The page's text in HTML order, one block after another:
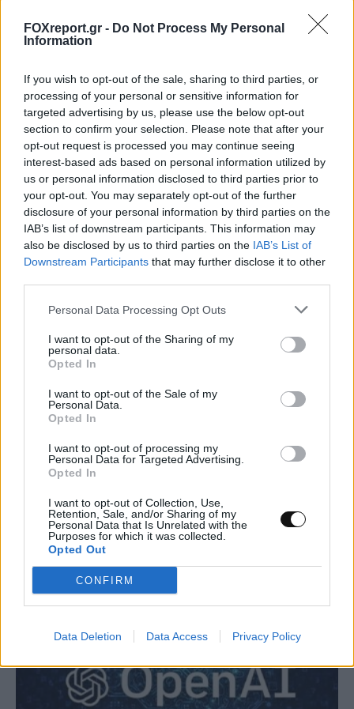
FOXreport.gr - Do Not Process My Personal
Information
If you wish to opt-out of the sale, sharing to third parties, or
processing of your personal or sensitive information for
targeted advertising by us, please use the below opt-out
section to confirm your selection. Please note that after your
opt-out request is processed you may continue seeing
interest-based ads based on personal information utilized by
us or personal information disclosed to third parties prior to
your opt-out. You may separately opt-out of the further
disclosure of your personal information by third parties on the
IAB’s list of downstream participants. This information may
also be disclosed by us to third parties on the IAB’s List of
Downstream Participants that may further disclose it to other
Personal Data Processing Opt Outs
I want to opt-out of the Sharing of my
personal data.
Opted In
I want to opt-out of the Sale of my
Personal Data.
Opted In
I want to opt-out of processing my
Personal Data for Targeted Advertising.
Opted In
I want to opt-out of Collection, Use,
Retention, Sale, and/or Sharing of my
Personal Data that Is Unrelated with the
Purposes for which it was collected.
Opted Out
CONFIRM
Data Deletion Data Access Privacy Policy
Μικροσκοπικός αιωρούμενος μαγνήτης
ανιχνεύει εξαιρετικά ασθενή μαγνητικά
πεδία σε θερμοκρασία δωματίου
ΕΠΙΣΤΉΜΗ 17:00, 09/08/2026
Δύο στρώσεις βορίου μπορεί να
καταρρίψουν το ρεκόρ υπεραγωγιμότητας
ΕΠΙΣΤΉΜΗ 15:00, 09/08/2026